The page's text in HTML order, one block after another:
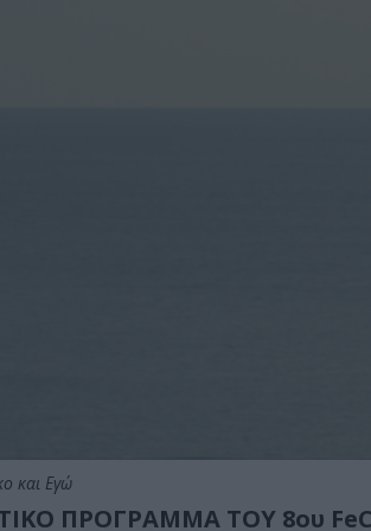
και Εγώ
ΠΡΟΓΡΑΜΜΑ ΤΟΥ 8ου